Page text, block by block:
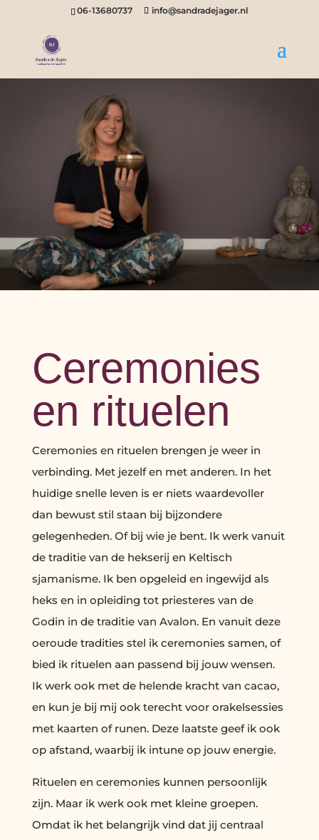
06-13680737 info@sandradejager.nl
Ceremonies
en rituelen
Ceremonies en rituelen brengen je weer in
verbinding. Met jezelf en met anderen. In het
huidige snelle leven is er niets waardevoller
dan bewust stil staan bij bijzondere
gelegenheden. Of bij wie je bent. Ik werk vanuit
de traditie van de hekserij en Keltisch
sjamanisme. Ik ben opgeleid en ingewijd als
heks en in opleiding tot priesteres van de
Godin in de traditie van Avalon. En vanuit deze
oeroude tradities stel ik ceremonies samen, of
bied ik rituelen aan passend bij jouw wensen.
Ik werk ook met de helende kracht van cacao,
en kun je bij mij ook terecht voor orakelsessies
met kaarten of runen. Deze laatste geef ik ook
op afstand, waarbij ik intune op jouw energie.
Rituelen en ceremonies kunnen persoonlijk
zijn. Maar ik werk ook met kleine groepen.
Omdat ik het belangrijk vind dat jij centraal